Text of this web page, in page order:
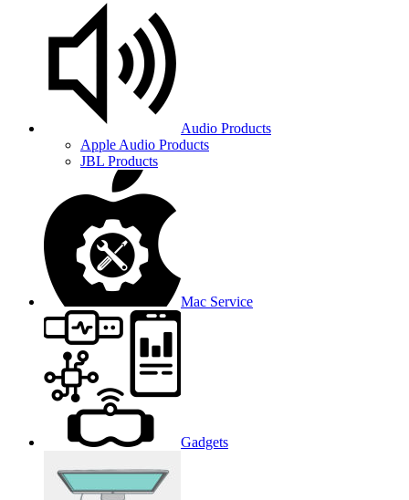
Audio Products
Apple Audio Products
JBL Products
Mac Service
Gadgets